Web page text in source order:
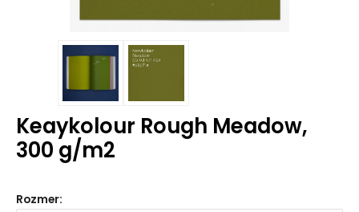
Keaykolour Rough Meadow,
300 g/m2
Rozmer: